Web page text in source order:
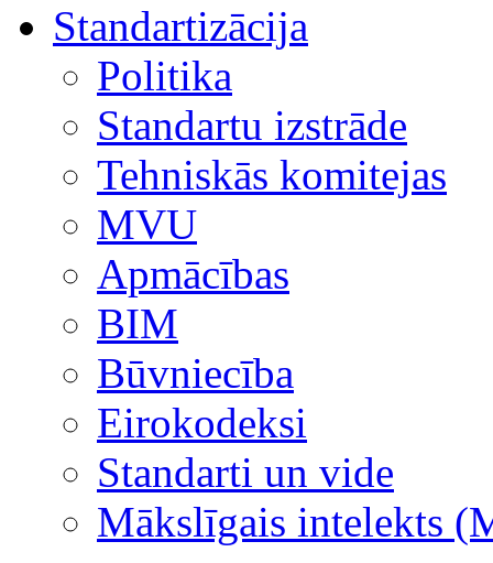
Standartizācija
Politika
Standartu izstrāde
Tehniskās komitejas
MVU
Apmācības
BIM
Būvniecība
Eirokodeksi
Standarti un vide
Mākslīgais intelekts